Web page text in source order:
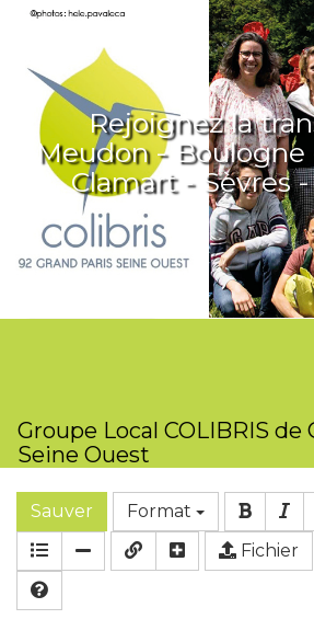
Rejoignez la
Meudon - Boulogne
Clamart - Sèvres -
Groupe Local COLIBRIS de
Seine Ouest
Sauver
Format
Fichier